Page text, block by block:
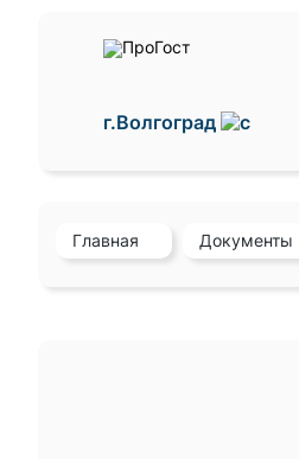
г.Волгоград
Главная Документы